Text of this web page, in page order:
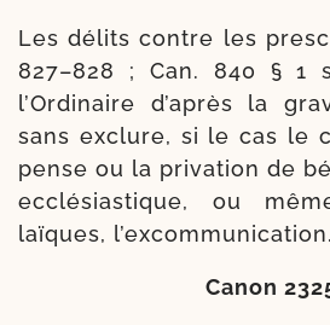
Les délits contre les
827–828 ; Can. 840 § 1
l’Ordinaire d’après la
sans exclure, si le cas le
pense ou la pri­va­tion de
ecclé­sias­tique, ou
laïques, l’excommunication.
Canon